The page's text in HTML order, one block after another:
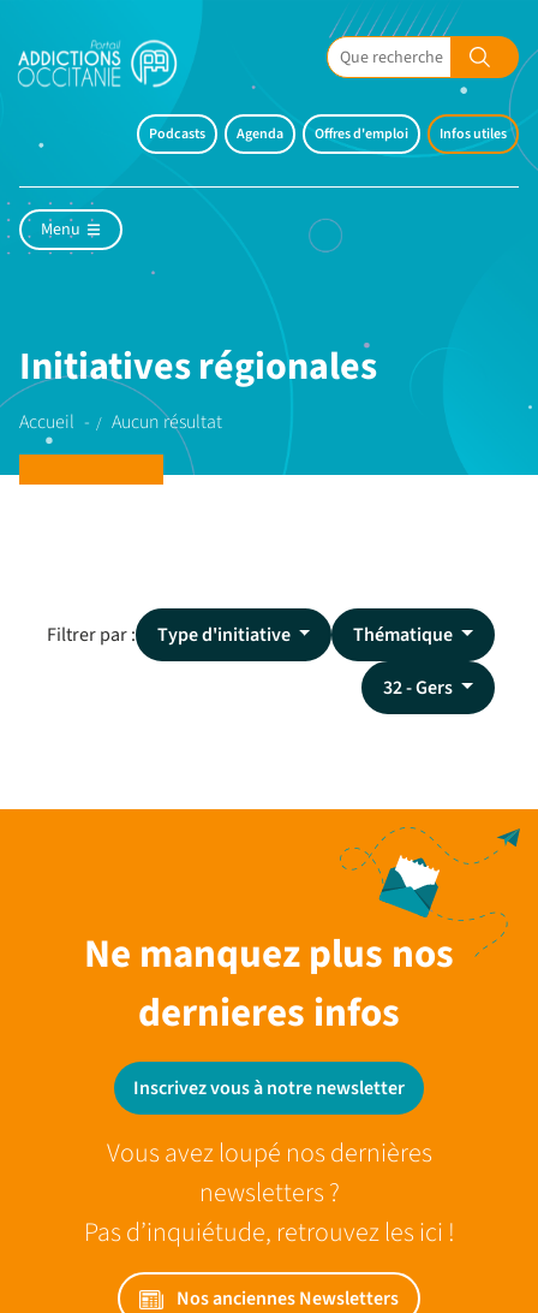
Podcasts Agenda Offres d'emploi Infos utiles
Menu
Initiatives régionales
Accueil Aucun résultat
Filtrer par : Type d'initiative
Thématique
32 - Gers
Ne manquez plus nos
dernieres infos
Inscrivez vous à notre newsletter
Vous avez loupé nos dernières
newsletters ?
Pas d’inquiétude, retrouvez les ici !
Nos anciennes Newsletters